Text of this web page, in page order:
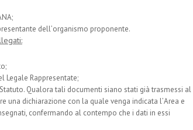
dell’organismo proponente.
Legale Rappresentate;
Qualora tali documenti siano stati già trasmessi al
una dichiarazione con la quale venga indicata l’Area e
confermando al contempo che i dati in essi